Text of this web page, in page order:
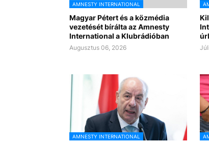
AMNESTY INTERNATIONAL
Magyar Pétert és a közmédia
vezetését bírálta az Amnesty
International a Klubrádióban
Augusztus 06, 2026
AMNESTY INTERNATIONAL